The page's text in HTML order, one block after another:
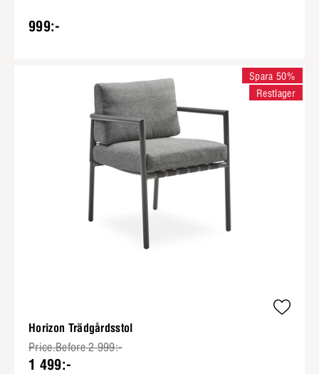
999:-
Horizon Trädgårdsstol
Price.Before 2 999:-
1 499:-
Spara 50%
Restlager